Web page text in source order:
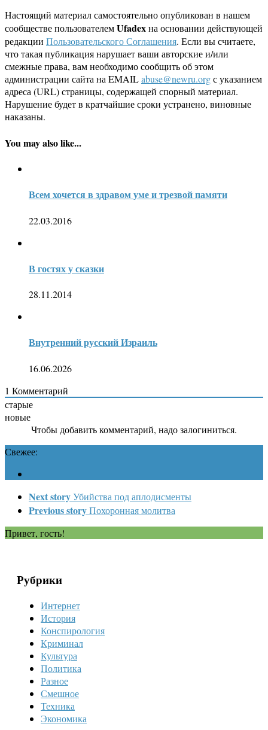
Настоящий материал самостоятельно опубликован в нашем
сообществе пользователемUfadexна основании действующей
редакции Пользовательского Соглашения. Если вы считаете,
что такая публикация нарушает ваши авторские и/или
смежные права, вам необходимо сообщить об этом
администрации сайта на EMAILabuse@newru.orgс указанием
адреса (URL) страницы, содержащей спорный материал.
Нарушение будет в кратчайшие сроки устранено, виновные
наказаны.
You may also like...
Всем хочется в здравом уме и трезвой памяти
22.03.2016
В гостях у сказки
28.11.2014
Внутренний русский Израиль
16.06.2026
1 Комментарий
старые
новые
Чтобы добавить комментарий, надо залогиниться.
Свежее:
Next storyУбийства под аплодисменты
Previous storyПохоронная молитва
Привет, гость!
Рубрики
Интернет
История
Конспирология
Криминал
Культура
Политика
Разное
Смешное
Техника
Экономика